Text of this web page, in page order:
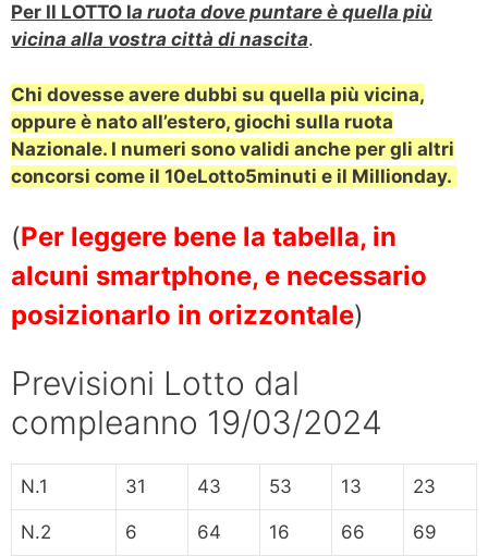
Per Il LOTTO la ruota dove puntare è quella più
vicina alla vostra città di nascita.
Chi dovesse avere dubbi su quella più vicina,
oppure è nato all’estero, giochi sulla ruota
Nazionale. I numeri sono validi anche per gli altri
concorsi come il 10eLotto5minuti e il Millionday.
(Per leggere bene la tabella, in
alcuni smartphone, e necessario
posizionarlo in orizzontale)
Previsioni Lotto dal
compleanno 19/03/2024
N.1 31 43 53 13 23
N.2 6 64 16 66 69